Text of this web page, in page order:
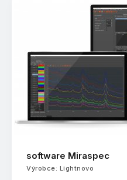
software Miraspec
Výrobce: Lightnovo